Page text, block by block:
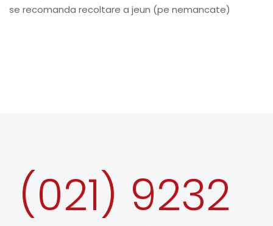
se recomanda recoltare a jeun (pe nemancate)
(021) 9232